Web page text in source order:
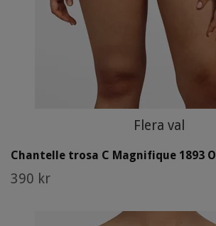
Flera val
Chantelle trosa C Magnifique 1893
390 kr